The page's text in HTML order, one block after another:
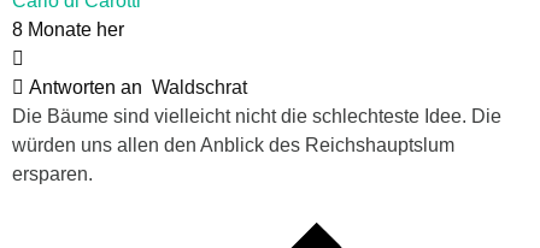
8 Monate her
Antworten an Waldschrat
Die Bäume sind vielleicht nicht die schlechteste Idee. Die
würden uns allen den Anblick des Reichshauptslum
ersparen.